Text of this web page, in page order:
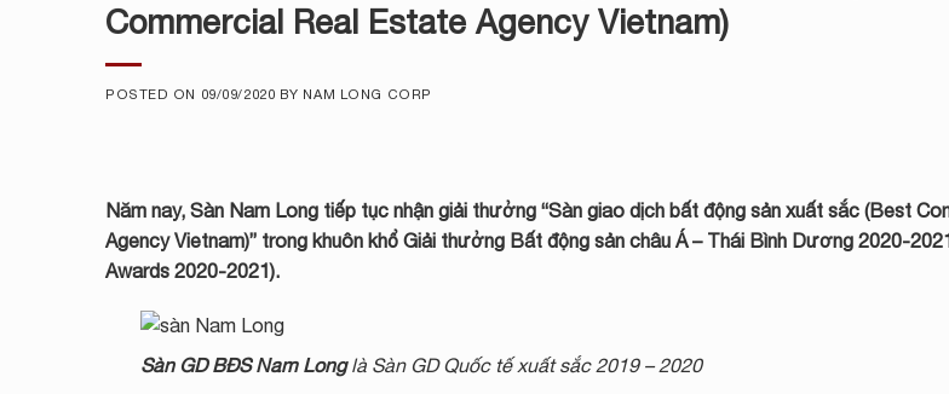
Commercial Real Estate Agency Vietnam)
POSTED ON 09/09/2020 BY NAM LONG CORP
Năm nay, Sàn Nam Long tiếp tục nhận giải thưởng “Sàn giao dịch bất động sản xuất sắc (Best
Agency Vietnam)” trong khuôn khổ Giải thưởng Bất động sản châu Á – Thái Bình Dương 2020-
Awards 2020-2021).
Sàn GD BĐS Nam Longlà Sàn GD Quốc tế xuất sắc 2019 – 2020